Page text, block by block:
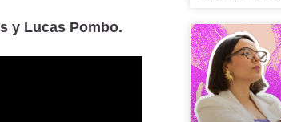
y Lucas Pombo.